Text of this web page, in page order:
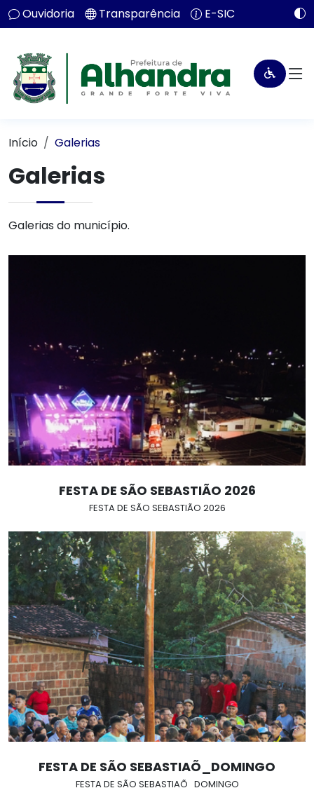
Ouvidoria Transparência E-SIC
Início Galerias
Galerias
Galerias do município.
FESTA DE SÃO SEBASTIÃO 2026
FESTA DE SÃO SEBASTIÃO 2026
FESTA DE SÃO SEBASTIAÕ_DOMINGO
FESTA DE SÃO SEBASTIAÕ_DOMINGO